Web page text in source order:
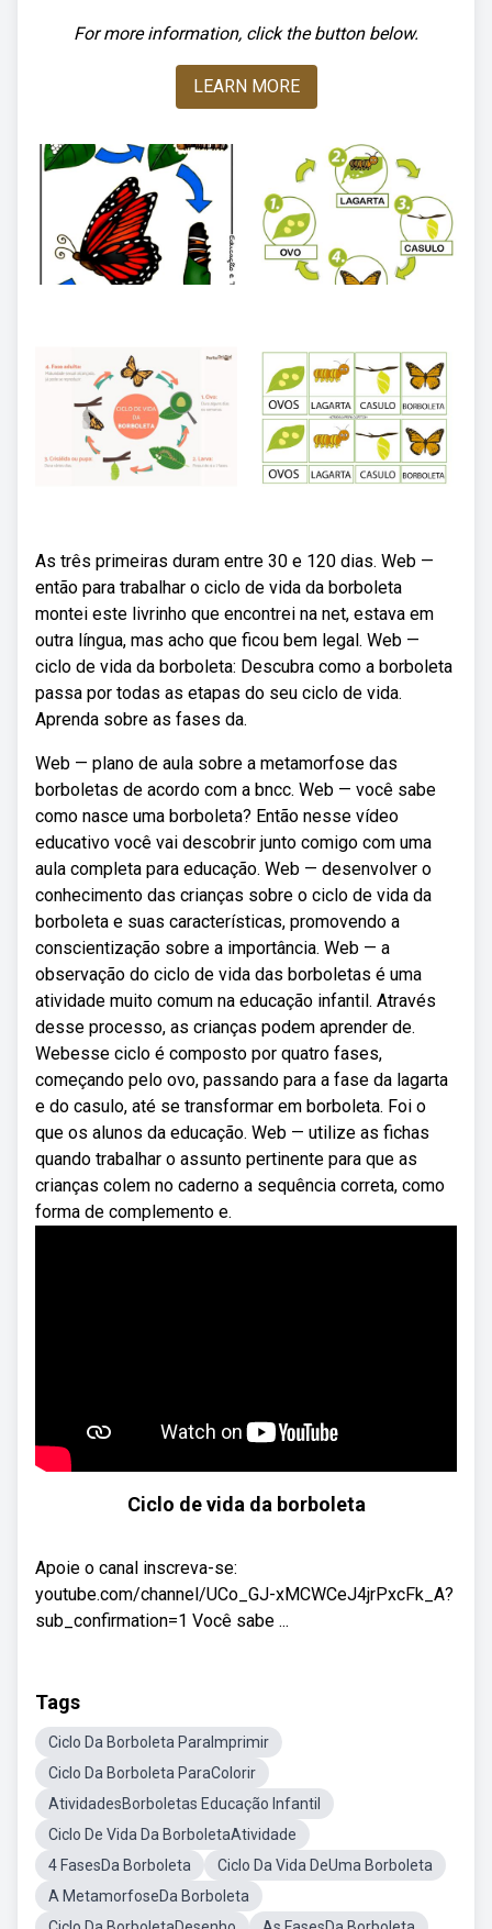
For more information, click the button below.
LEARN MORE
As três primeiras duram entre 30 e 120 dias. Web —
então para trabalhar o ciclo de vida da borboleta
montei este livrinho que encontrei na net, estava em
outra língua, mas acho que ficou bem legal. Web —
ciclo de vida da borboleta: Descubra como a borboleta
passa por todas as etapas do seu ciclo de vida.
Aprenda sobre as fases da.
Web — plano de aula sobre a metamorfose das
borboletas de acordo com a bncc. Web — você sabe
como nasce uma borboleta? Então nesse vídeo
educativo você vai descobrir junto comigo com uma
aula completa para educação. Web — desenvolver o
conhecimento das crianças sobre o ciclo de vida da
borboleta e suas características, promovendo a
conscientização sobre a importância. Web — a
observação do ciclo de vida das borboletas é uma
atividade muito comum na educação infantil. Através
desse processo, as crianças podem aprender de.
Webesse ciclo é composto por quatro fases,
começando pelo ovo, passando para a fase da lagarta
e do casulo, até se transformar em borboleta. Foi o
que os alunos da educação. Web — utilize as fichas
quando trabalhar o assunto pertinente para que as
crianças colem no caderno a sequência correta, como
forma de complemento e.
Ciclo de vida da borboleta
Apoie o canal inscreva-se:
youtube.com/channel/UCo_GJ-xMCWCeJ4jrPxcFk_A?
sub_confirmation=1 Você sabe ...
Tags
Ciclo Da Borboleta ParaImprimir
Ciclo Da Borboleta ParaColorir
AtividadesBorboletas Educação Infantil
Ciclo De Vida Da BorboletaAtividade
4 FasesDa Borboleta
Ciclo Da Vida DeUma Borboleta
A MetamorfoseDa Borboleta